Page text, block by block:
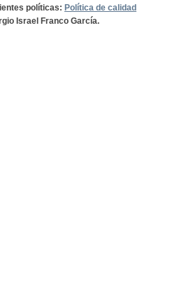
políticas: Política de calidad
Israel Franco García.